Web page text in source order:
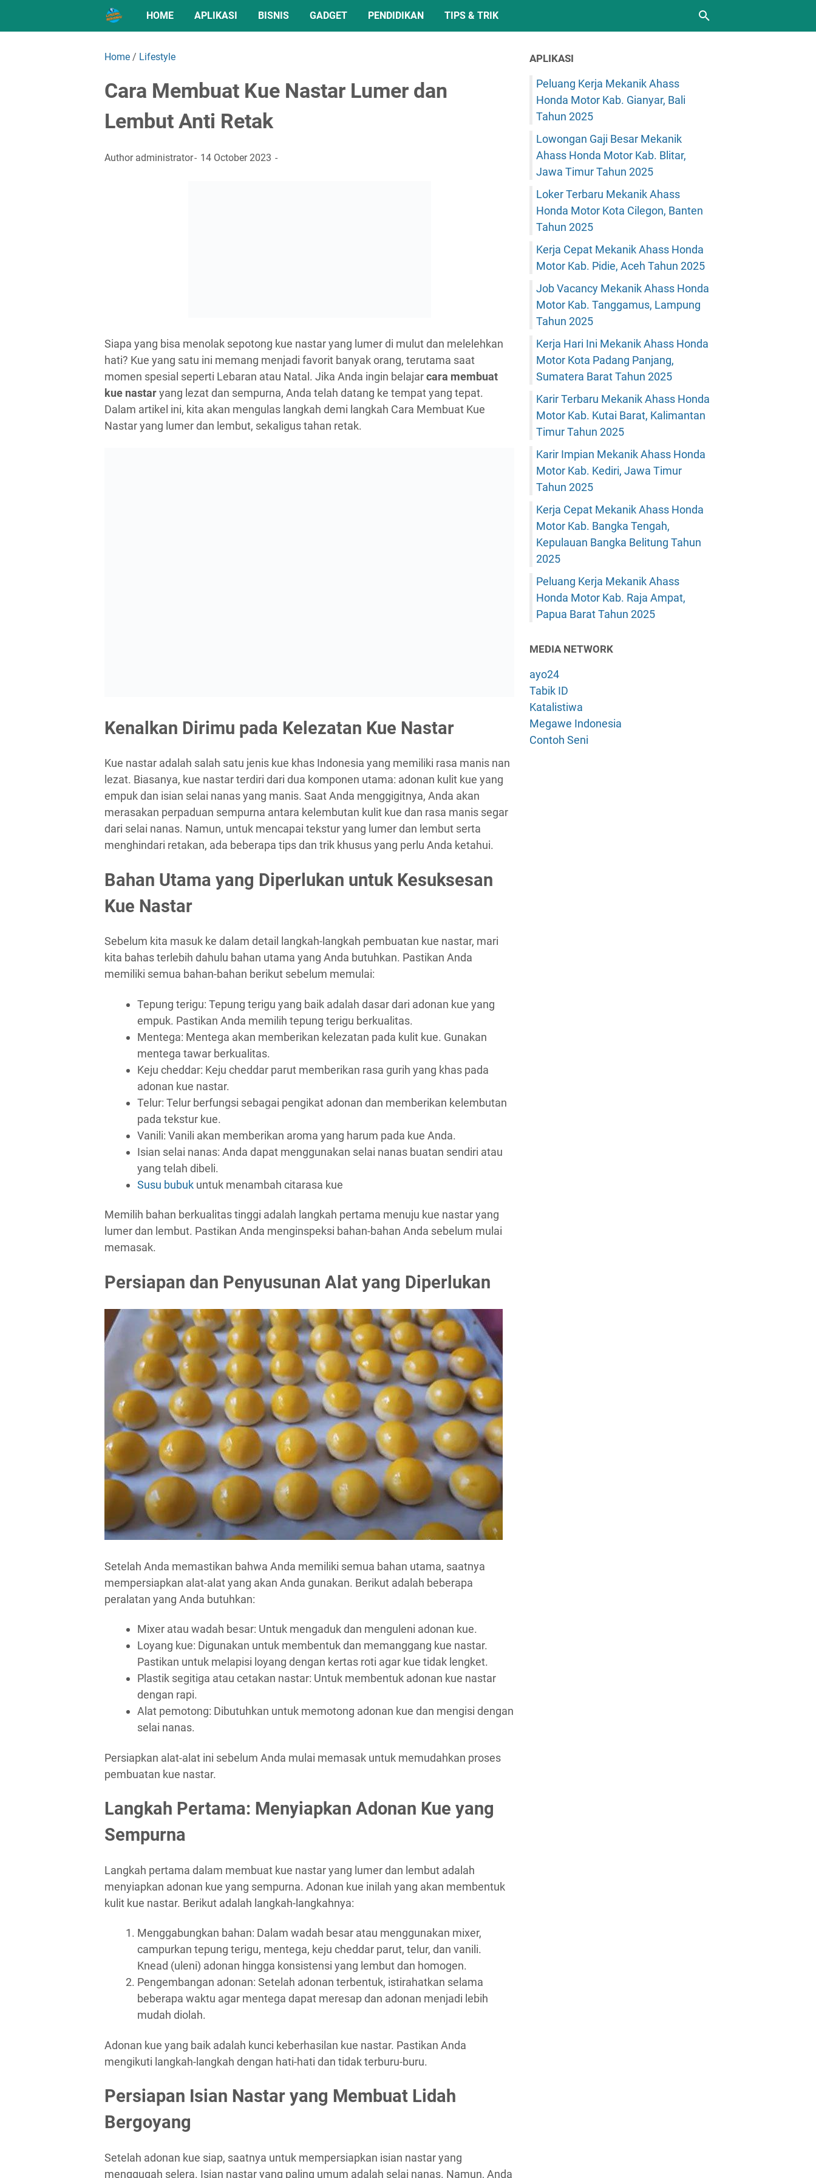
HOME APLIKASI BISNIS GADGET PENDIDIKAN TIPS & TRIK
Home / Lifestyle
Cara Membuat Kue Nastar Lumer dan
Lembut Anti Retak
Author administrator 14 October 2023
Siapa yang bisa menolak sepotong kue nastar yang lumer di mulut dan melelehkan
hati? Kue yang satu ini memang menjadi favorit banyak orang, terutama saat
momen spesial seperti Lebaran atau Natal. Jika Anda ingin belajarcara membuat
kue nastaryang lezat dan sempurna, Anda telah datang ke tempat yang tepat.
Dalam artikel ini, kita akan mengulas langkah demi langkah Cara Membuat Kue
Nastar yang lumer dan lembut, sekaligus tahan retak.
Kenalkan Dirimu pada Kelezatan Kue Nastar
Kue nastar adalah salah satu jenis kue khas Indonesia yang memiliki rasa manis nan
lezat. Biasanya, kue nastar terdiri dari dua komponen utama: adonan kulit kue yang
empuk dan isian selai nanas yang manis. Saat Anda menggigitnya, Anda akan
merasakan perpaduan sempurna antara kelembutan kulit kue dan rasa manis segar
dari selai nanas. Namun, untuk mencapai tekstur yang lumer dan lembut serta
menghindari retakan, ada beberapa tips dan trik khusus yang perlu Anda ketahui.
Bahan Utama yang Diperlukan untuk Kesuksesan
Kue Nastar
Sebelum kita masuk ke dalam detail langkah-langkah pembuatan kue nastar, mari
kita bahas terlebih dahulu bahan utama yang Anda butuhkan. Pastikan Anda
memiliki semua bahan-bahan berikut sebelum memulai:
Tepung terigu: Tepung terigu yang baik adalah dasar dari adonan kue yang
empuk. Pastikan Anda memilih tepung terigu berkualitas.
Mentega: Mentega akan memberikan kelezatan pada kulit kue. Gunakan
mentega tawar berkualitas.
Keju cheddar: Keju cheddar parut memberikan rasa gurih yang khas pada
adonan kue nastar.
Telur: Telur berfungsi sebagai pengikat adonan dan memberikan kelembutan
pada tekstur kue.
Vanili: Vanili akan memberikan aroma yang harum pada kue Anda.
Isian selai nanas: Anda dapat menggunakan selai nanas buatan sendiri atau
yang telah dibeli.
Susu bubuk untuk menambah citarasa kue
Memilih bahan berkualitas tinggi adalah langkah pertama menuju kue nastar yang
lumer dan lembut. Pastikan Anda menginspeksi bahan-bahan Anda sebelum mulai
memasak.
Persiapan dan Penyusunan Alat yang Diperlukan
Setelah Anda memastikan bahwa Anda memiliki semua bahan utama, saatnya
mempersiapkan alat-alat yang akan Anda gunakan. Berikut adalah beberapa
peralatan yang Anda butuhkan:
Mixer atau wadah besar: Untuk mengaduk dan menguleni adonan kue.
Loyang kue: Digunakan untuk membentuk dan memanggang kue nastar.
Pastikan untuk melapisi loyang dengan kertas roti agar kue tidak lengket.
Plastik segitiga atau cetakan nastar: Untuk membentuk adonan kue nastar
dengan rapi.
Alat pemotong: Dibutuhkan untuk memotong adonan kue dan mengisi dengan
selai nanas.
Persiapkan alat-alat ini sebelum Anda mulai memasak untuk memudahkan proses
pembuatan kue nastar.
Langkah Pertama: Menyiapkan Adonan Kue yang
Sempurna
Langkah pertama dalam membuat kue nastar yang lumer dan lembut adalah
menyiapkan adonan kue yang sempurna. Adonan kue inilah yang akan membentuk
kulit kue nastar. Berikut adalah langkah-langkahnya:
Menggabungkan bahan: Dalam wadah besar atau menggunakan mixer,
campurkan tepung terigu, mentega, keju cheddar parut, telur, dan vanili.
Knead (uleni) adonan hingga konsistensi yang lembut dan homogen.
Pengembangan adonan: Setelah adonan terbentuk, istirahatkan selama
beberapa waktu agar mentega dapat meresap dan adonan menjadi lebih
mudah diolah.
Adonan kue yang baik adalah kunci keberhasilan kue nastar. Pastikan Anda
mengikuti langkah-langkah dengan hati-hati dan tidak terburu-buru.
Persiapan Isian Nastar yang Membuat Lidah
Bergoyang
Setelah adonan kue siap, saatnya untuk mempersiapkan isian nastar yang
menggugah selera. Isian nastar yang paling umum adalah selai nanas. Namun, Anda
APLIKASI
Peluang Kerja Mekanik Ahass
Honda Motor Kab. Gianyar, Bali
Tahun 2025
Lowongan Gaji Besar Mekanik
Ahass Honda Motor Kab. Blitar,
Jawa Timur Tahun 2025
Loker Terbaru Mekanik Ahass
Honda Motor Kota Cilegon, Banten
Tahun 2025
Kerja Cepat Mekanik Ahass Honda
Motor Kab. Pidie, Aceh Tahun 2025
Job Vacancy Mekanik Ahass Honda
Motor Kab. Tanggamus, Lampung
Tahun 2025
Kerja Hari Ini Mekanik Ahass Honda
Motor Kota Padang Panjang,
Sumatera Barat Tahun 2025
Karir Terbaru Mekanik Ahass Honda
Motor Kab. Kutai Barat, Kalimantan
Timur Tahun 2025
Karir Impian Mekanik Ahass Honda
Motor Kab. Kediri, Jawa Timur
Tahun 2025
Kerja Cepat Mekanik Ahass Honda
Motor Kab. Bangka Tengah,
Kepulauan Bangka Belitung Tahun
2025
Peluang Kerja Mekanik Ahass
Honda Motor Kab. Raja Ampat,
Papua Barat Tahun 2025
MEDIA NETWORK
ayo24
Tabik ID
Katalistiwa
Megawe Indonesia
Contoh Seni